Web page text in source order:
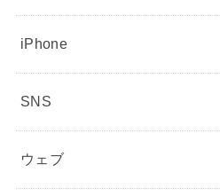
iPhone
SNS
ウェブ